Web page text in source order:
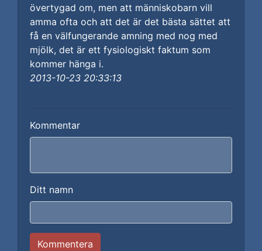
övertygad om, men att människobarn vill
amma ofta och att det är det bästa sättet att
få en välfungerande amning med nog med
mjölk, det är ett fysiologiskt faktum som
kommer hänga i.
2013-10-23 20:33:13
Kommentar
Ditt namn
Kommentera